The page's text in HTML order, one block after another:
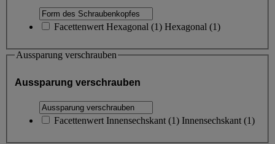
Facettenwert Hexagonal (1) Hexagonal (1)
Aussparung verschrauben
Aussparung verschrauben
Facettenwert Innensechskant (1) Innensechskant (1)